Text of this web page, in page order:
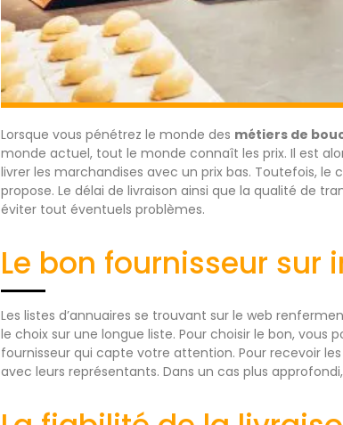
Lorsque vous pénétrez le monde des métiers de
monde actuel, tout le monde connaît les prix. Il est
livrer les marchandises avec un prix bas. Toutefois, le
propose. Le délai de livraison ainsi que la qualité de
éviter tout éventuels problèmes.
Le bon fournisseur sur
Les listes d’annuaires se trouvant sur le web
le choix sur une longue liste. Pour choisir le bon, vous
fournisseur qui capte votre attention. Pour recevoir
avec leurs représentants. Dans un cas plus